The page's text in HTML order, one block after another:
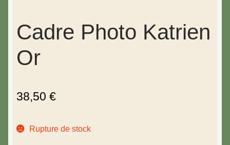
Cadre Photo Katrien
Or
38,50 €
Rupture de stock